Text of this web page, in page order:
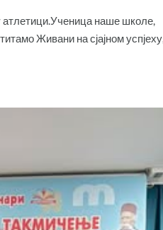
наше школе,
Живани на сјајном успјеху,